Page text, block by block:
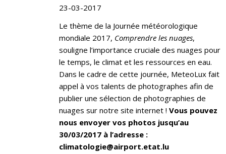
23-03-2017
Le thème de la Journée météorologique
mondiale 2017, Comprendre les nuages,
souligne l’importance cruciale des nuages pour
le temps, le climat et les ressources en eau.
Dans le cadre de cette journée, MeteoLux fait
appel à vos talents de photographes afin de
publier une sélection de photographies de
nuages sur notre site internet ! Vous pouvez
nous envoyer vos photos jusqu’au
30/03/2017 à l’adresse :
climatologie@airport.etat.lu